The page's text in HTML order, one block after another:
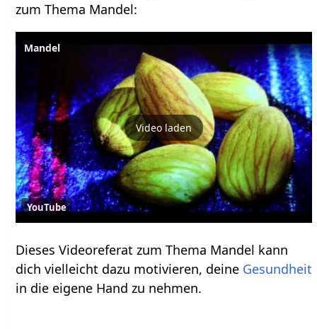
zum Thema Mandel:
Mandel
Video laden
YouTube
Dieses Videoreferat zum Thema Mandel kann
dich vielleicht dazu motivieren, deine Gesundheit
in die eigene Hand zu nehmen.